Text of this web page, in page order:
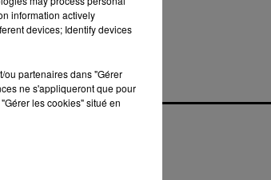
information actively
devices; Identify devices
ou partenaires dans "Gérer
ne s'appliqueront que pour
les cookies" situé en